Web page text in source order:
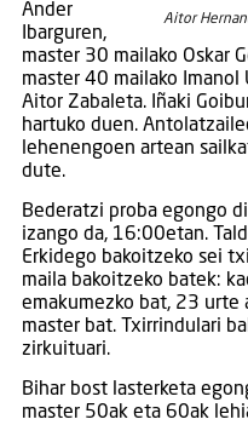
Aitor
Ander
Ibarguren,
master 30 mailako Oskar
master 40 mailako
Aitor Zabaleta. Iñaki
hartuko duen.
lehenengoen artean
dute.
Bederatzi proba egongo
izango da, 16:00etan.
Erkidego bakoitzeko sei
maila bakoitzeko batek:
emakumezko bat, 23 urte
master bat. Txirrindulari
zirkuituari.
Bihar bost lasterketa
master 50ak eta 60ak